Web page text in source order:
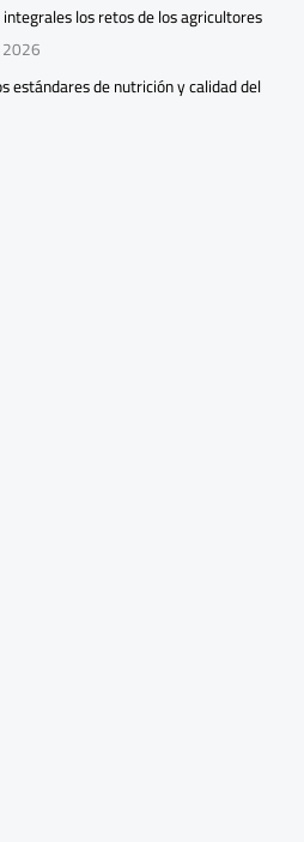
los retos de los agricultores
estándares de nutrición y calidad del